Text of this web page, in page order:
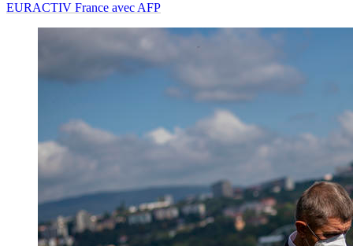
EURACTIV France avec AFP